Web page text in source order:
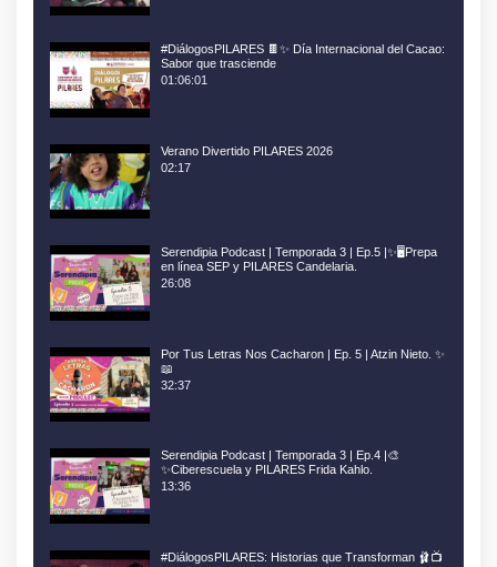
#DiálogosPILARES 🍫✨ Día Internacional del Cacao:
Sabor que trasciende
01:06:01
Verano Divertido PILARES 2026
02:17
Serendipia Podcast | Temporada 3 | Ep.5 |✨🖥️Prepa
en línea SEP y PILARES Candelaria.
26:08
Por Tus Letras Nos Cacharon | Ep. 5 | Atzin Nieto. ✨
📖
32:37
Serendipia Podcast | Temporada 3 | Ep.4 |🎨
✨Ciberescuela y PILARES Frida Kahlo.
13:36
#DiálogosPILARES: Historias que Transforman 🩰📺